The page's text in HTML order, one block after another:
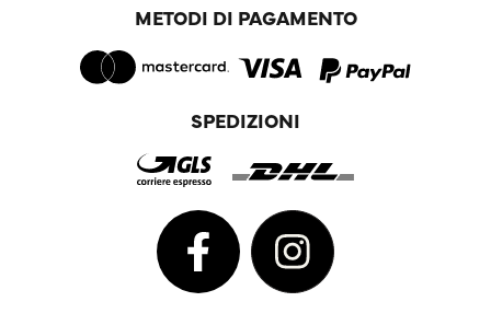
METODI DI PAGAMENTO
SPEDIZIONI